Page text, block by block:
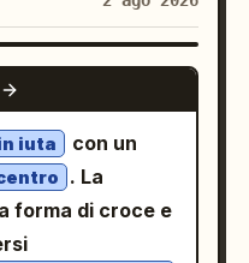
NANO BANANA PRO
iuta con un
. La
forma di croce e